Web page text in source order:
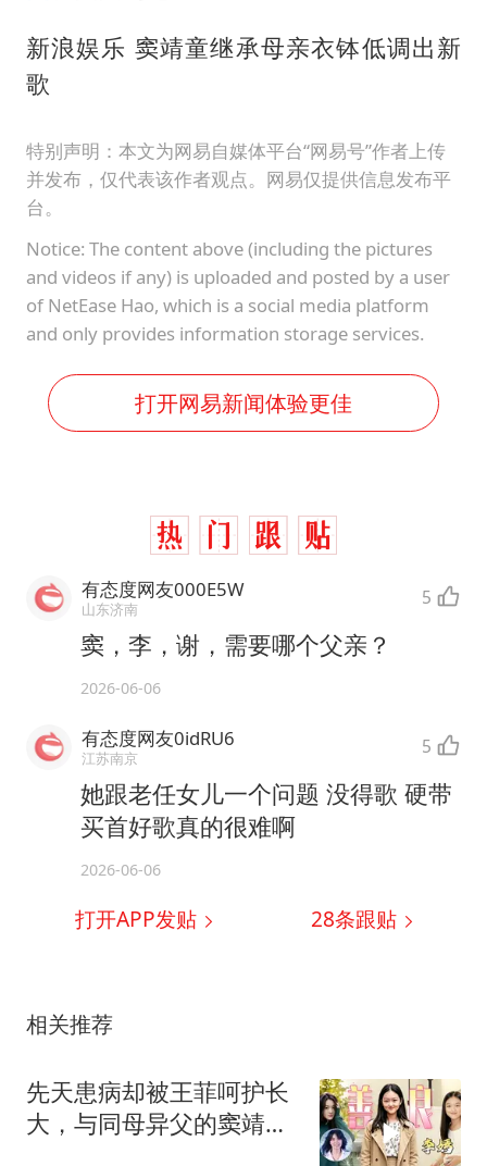
新浪娱乐 窦靖童继承母亲衣钵低调出新
歌
特别声明：本文为网易自媒体平台“网易号”作者上传
并发布，仅代表该作者观点。网易仅提供信息发布平
台。
Notice: The content above (including the pictures
and videos if any) is uploaded and posted by a user
of NetEase Hao, which is a social media platform
and only provides information storage services.
打开网易新闻体验更佳
有态度网友000E5W
山东济南 5
窦，李，谢，需要哪个父亲？
2026-06-06
有态度网友0idRU6
江苏南京 5
她跟老任女儿一个问题 没得歌 硬带
买首好歌真的很难啊
2026-06-06
打开APP发贴 28条跟贴
相关推荐
先天患病却被王菲呵护长
大，与同母异父的窦靖童